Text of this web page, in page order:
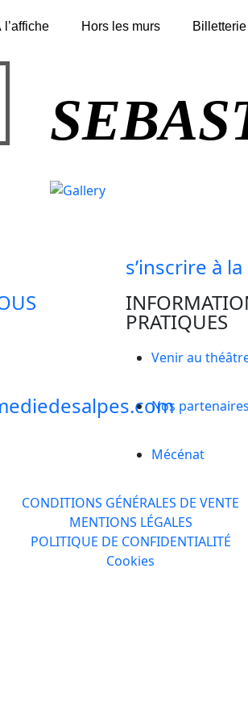
l’affiche Hors les murs Billetterie
s’inscrire à
PRATIQUES
Venir au
Nos partenaires
Mécénat
CONDITIONS GÉNÉRALES DE VENTE
MENTIONS LÉGALES
POLITIQUE DE CONFIDENTIALITÉ
Cookies